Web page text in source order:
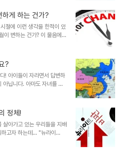
고, 아이를 나면 거의 모든
니다. 어떤 이름이 좋을까?
소중함을 직접적으로 알려주
로 없었던 것 같습니다. 이게
향으로 자연스럽게 스스로
게 하는 건가?
절에 이런 생각을 한적이 있
이 변하는 건가? 이 물음에
습니다. 기본적 상황학창시
하는 것일까? 내가 어른이
뭐라고 하지 않으리라... 그
있는 2가지는 이랬습니다. 1.
것은 나의 생각일 뿐이고
나, 내가 어른이 된 그 시점
?
! 아이들이 자라면서 답변하
아닙니다. 아마도 자녀를 키
아이가 6~7살이었던 어느
은 정말로 작은 거 같아
월 하고도 24일생이라서 생
니었지만...- 딸아이의 질문
대체 어떻게 설명해야 하
기는 땅의 크기로만 말할
정체!
살아가고 있는 우리들을 지배
고자 하는데... "뉴라이
몇 해 전 한겨레 한토마에